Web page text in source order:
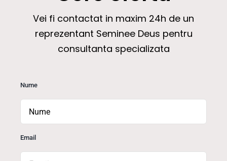
Vei fi contactat in maxim 24h de un
reprezentant Seminee Deus pentru
consultanta specializata
Nume
Email